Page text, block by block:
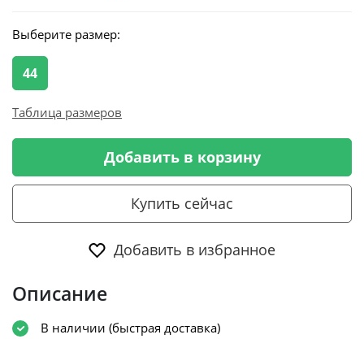
Выберите размер:
44
Таблица размеров
Добавить в корзину
Купить сейчас
Добавить в избранное
Описание
В наличии (быстрая доставка)